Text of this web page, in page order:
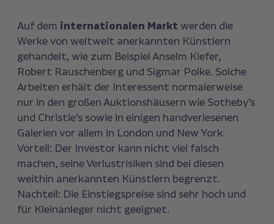
Auf dem internationalen Marktwerden die
Werke von weltweit anerkannten Künstlern
gehandelt, wie zum Beispiel Anselm Kiefer,
Robert Rauschenberg und Sigmar Polke. Solche
Arbeiten erhält der Interessent normalerweise
nur in den großen Auktionshäusern wie Sotheby’s
und Christie’s sowie in einigen handverlesenen
Galerien vor allem in London und New York.
Vorteil: Der Investor kann nicht viel falsch
machen, seine Verlustrisiken sind bei diesen
weithin anerkannten Künstlern begrenzt.
Nachteil: Die Einstiegspreise sind sehr hoch und
für Kleinanleger nicht geeignet.